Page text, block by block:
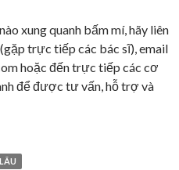
xung quanh bấm mí, hãy liên
trực tiếp các bác sĩ), email
hoặc đến trực tiếp các cơ
để được tư vấn, hỗ trợ và